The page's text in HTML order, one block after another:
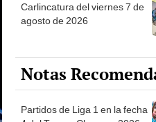
Carlincatura del viernes 7 de
agosto de 2026
Notas
Partidos de Liga 1 en la fecha